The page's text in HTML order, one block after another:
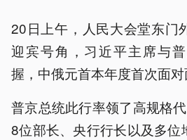
20日上午，人民大会堂东门
迎宾号角，习近平主席与
握，中俄元首本年度首次面对
普京总统此行率领了高规格
8位部长、央行行长以及多位